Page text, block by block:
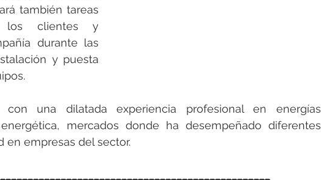
también tareas
los clientes y
durante las
y puesta
con una dilatada experiencia profesional en energías
mercados donde ha desempeñado diferentes
en empresas del sector.